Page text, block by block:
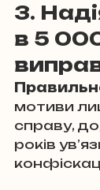
3.
в 5
мотиви
справу,
років